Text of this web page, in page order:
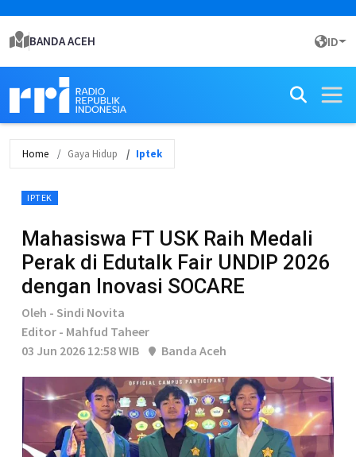
BANDA ACEH ID
Home Gaya Hidup Iptek
IPTEK
Mahasiswa FT USK Raih Medali
Perak di Edutalk Fair UNDIP 2026
dengan Inovasi SOCARE
Oleh - Sindi Novita
Editor - Mahfud Taheer
03 Jun 2026 12:58 WIB
Banda Aceh